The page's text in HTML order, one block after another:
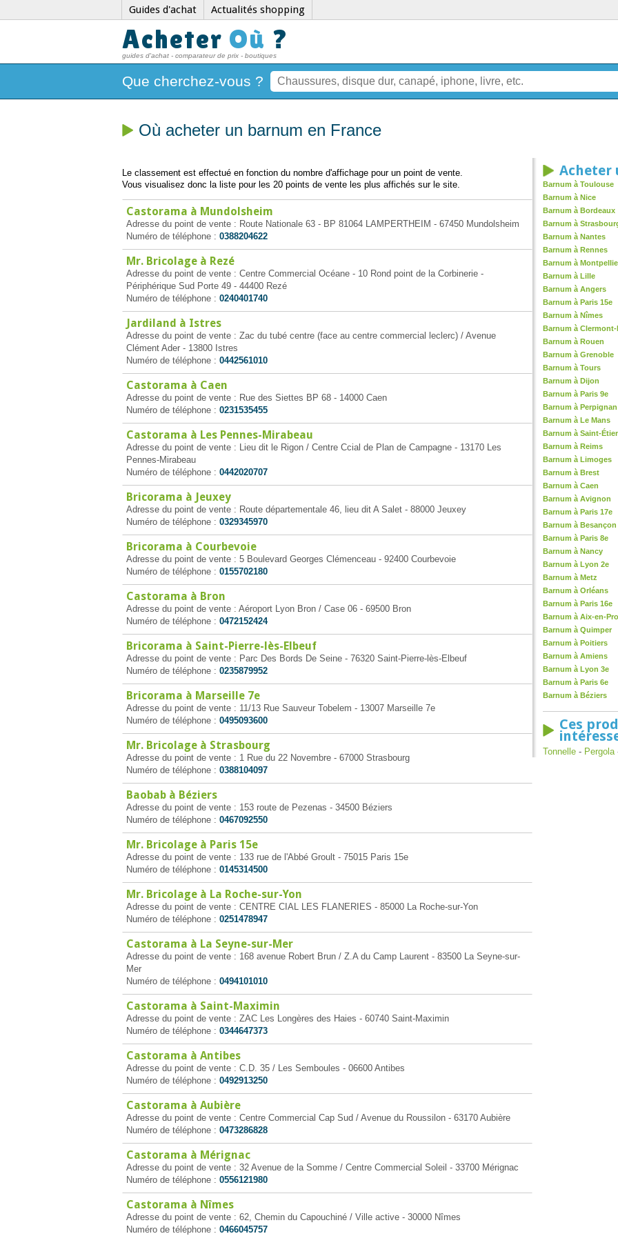
Guides d'achat Actualités shopping
Acheter Où ?
guides d'achat - comparateur de prix - boutiques
Que cherchez-vous ?
Où acheter un barnum en France
Le classement est effectué en fonction du nombre d'affichage pour un point de vente.
Vous visualisez donc la liste pour les 20 points de vente les plus affichés sur le site.
Castorama à Mundolsheim
Adresse du point de vente : Route Nationale 63 - BP 81064 LAMPERTHEIM - 67450 Mundolsheim
Numéro de téléphone : 0388204622
Mr. Bricolage à Rezé
Adresse du point de vente : Centre Commercial Océane - 10 Rond point de la Corbinerie -
Périphérique Sud Porte 49 - 44400 Rezé
Numéro de téléphone : 0240401740
Jardiland à Istres
Adresse du point de vente : Zac du tubé centre (face au centre commercial leclerc) / Avenue
Clément Ader - 13800 Istres
Numéro de téléphone : 0442561010
Castorama à Caen
Adresse du point de vente : Rue des Siettes BP 68 - 14000 Caen
Numéro de téléphone : 0231535455
Castorama à Les Pennes-Mirabeau
Adresse du point de vente : Lieu dit le Rigon / Centre Ccial de Plan de Campagne - 13170 Les
Pennes-Mirabeau
Numéro de téléphone : 0442020707
Bricorama à Jeuxey
Adresse du point de vente : Route départementale 46, lieu dit A Salet - 88000 Jeuxey
Numéro de téléphone : 0329345970
Bricorama à Courbevoie
Adresse du point de vente : 5 Boulevard Georges Clémenceau - 92400 Courbevoie
Numéro de téléphone : 0155702180
Castorama à Bron
Adresse du point de vente : Aéroport Lyon Bron / Case 06 - 69500 Bron
Numéro de téléphone : 0472152424
Bricorama à Saint-Pierre-lès-Elbeuf
Adresse du point de vente : Parc Des Bords De Seine - 76320 Saint-Pierre-lès-Elbeuf
Numéro de téléphone : 0235879952
Bricorama à Marseille 7e
Adresse du point de vente : 11/13 Rue Sauveur Tobelem - 13007 Marseille 7e
Numéro de téléphone : 0495093600
Mr. Bricolage à Strasbourg
Adresse du point de vente : 1 Rue du 22 Novembre - 67000 Strasbourg
Numéro de téléphone : 0388104097
Baobab à Béziers
Adresse du point de vente : 153 route de Pezenas - 34500 Béziers
Numéro de téléphone : 0467092550
Mr. Bricolage à Paris 15e
Adresse du point de vente : 133 rue de l'Abbé Groult - 75015 Paris 15e
Numéro de téléphone : 0145314500
Mr. Bricolage à La Roche-sur-Yon
Adresse du point de vente : CENTRE CIAL LES FLANERIES - 85000 La Roche-sur-Yon
Numéro de téléphone : 0251478947
Castorama à La Seyne-sur-Mer
Adresse du point de vente : 168 avenue Robert Brun / Z.A du Camp Laurent - 83500 La Seyne-sur-
Mer
Numéro de téléphone : 0494101010
Castorama à Saint-Maximin
Adresse du point de vente : ZAC Les Longères des Haies - 60740 Saint-Maximin
Numéro de téléphone : 0344647373
Castorama à Antibes
Adresse du point de vente : C.D. 35 / Les Semboules - 06600 Antibes
Numéro de téléphone : 0492913250
Castorama à Aubière
Adresse du point de vente : Centre Commercial Cap Sud / Avenue du Roussilon - 63170 Aubière
Numéro de téléphone : 0473286828
Castorama à Mérignac
Adresse du point de vente : 32 Avenue de la Somme / Centre Commercial Soleil - 33700 Mérignac
Numéro de téléphone : 0556121980
Castorama à Nîmes
Adresse du point de vente : 62, Chemin du Capouchiné / Ville active - 30000 Nîmes
Numéro de téléphone : 0466045757
Acheter
Barnum à Toulouse
Barnum à Nice
Barnum à Bordeaux
Barnum à
Barnum à Nantes
Barnum à Rennes
Barnum à
Barnum à Lille
Barnum à Angers
Barnum à Paris 15e
Barnum à Nîmes
Barnum à Clermont-
Barnum à Rouen
Barnum à Grenoble
Barnum à Tours
Barnum à Dijon
Barnum à Paris 9e
Barnum à Perpignan
Barnum à Le Mans
Barnum à Saint-
Barnum à Reims
Barnum à Limoges
Barnum à Brest
Barnum à Caen
Barnum à Avignon
Barnum à Paris 17e
Barnum à Besançon
Barnum à Paris 8e
Barnum à Nancy
Barnum à Lyon 2e
Barnum à Metz
Barnum à Orléans
Barnum à Paris 16e
Barnum à Aix-en-
Barnum à Quimper
Barnum à Poitiers
Barnum à Amiens
Barnum à Lyon 3e
Barnum à Paris 6e
Barnum à Béziers
Ces
Tonnelle - Pergola